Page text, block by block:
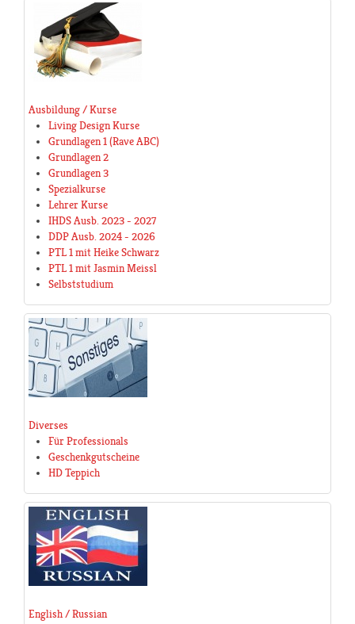
Ausbildung / Kurse
Living Design Kurse
Grundlagen 1 (Rave ABC)
Grundlagen 2
Grundlagen 3
Spezialkurse
Lehrer Kurse
IHDS Ausb. 2023 - 2027
DDP Ausb. 2024 - 2026
PTL 1 mit Heike Schwarz
PTL 1 mit Jasmin Meissl
Selbststudium
Diverses
Für Professionals
Geschenkgutscheine
HD Teppich
English / Russian